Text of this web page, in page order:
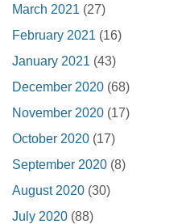
March 2021 (27)
February 2021 (16)
January 2021 (43)
December 2020 (68)
November 2020 (17)
October 2020 (17)
September 2020 (8)
August 2020 (30)
July 2020 (88)